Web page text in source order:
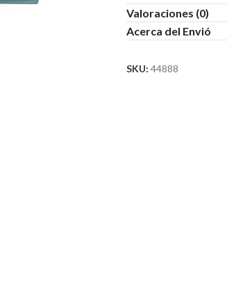
Valoraciones (0)
Acerca del Envió
SKU:44888